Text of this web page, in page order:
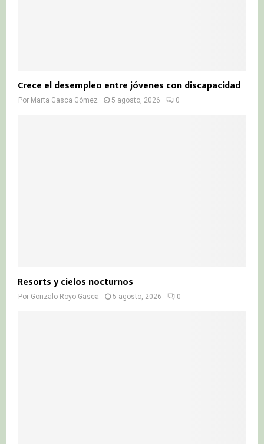
Crece el desempleo entre jóvenes con discapacidad
Por Marta Gasca Gómez 5 agosto, 2026 0
Resorts y cielos nocturnos
Por Gonzalo Royo Gasca 5 agosto, 2026 0